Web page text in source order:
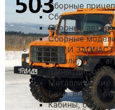
Сборные
Сборные
Сборные
Сборные
ДЕТАЛИ И
Детали, узлы,
Шины, диски,
Металлические
Баки, ящики,
Кабины,